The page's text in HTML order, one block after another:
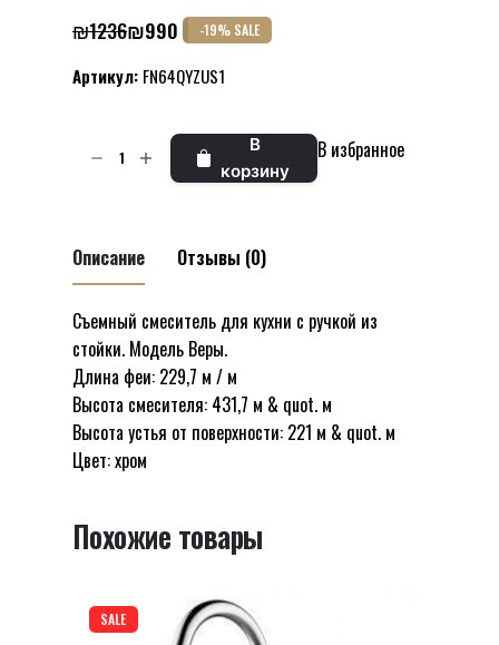
₪1236
Первоначальная
цена
₪990
Текущая
цена:
-19% SALE
Артикул: FN64QYZUS1
смесителя
для
кухни
с
поверхности,
модель
Vera
Chrome
53961,
SHONY
В
корзину
В избранное
Описание Отзывы (0)
Съемный смеситель для кухни с ручкой из
стойки. Модель Веры.
Длина феи: 229,7 м / м
Высота смесителя: 431,7 м & quot. м
Высота устья от поверхности: 221 м & quot. м
Цвет: хром
Отзывов пока нет.
Будьте первым, кто оставил отзыв на
“Съемная ручка смесителя для кухни
с поверхности, модель Vera Chrome
53961, разные SHONY”
Обязательные поля помечены
LEAVE A REPLY
Похожие товары
SALE